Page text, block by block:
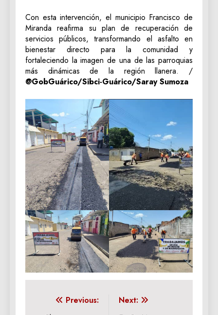
Con esta intervención, el municipio Francisco de
Miranda reafirma su plan de recuperación de
servicios públicos, transformando el asfalto en
bienestar directo para la comunidad y
fortaleciendo la imagen de una de las parroquias
más dinámicas de la región llanera. /
@GobGuárico/Sibci-Guárico/Saray Sumoza
Navegación
Previous:
Next: